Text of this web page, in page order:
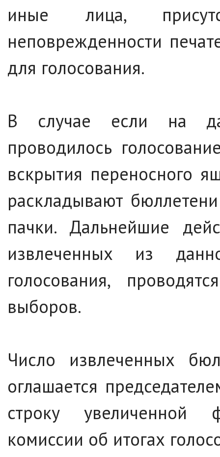
иные лица,
неповрежденности
для голосования.
В случае если на
проводилось
вскрытия переносного
раскладывают
пачки. Дальнейшие
извлеченных из
голосования,
выборов.
Число извлеченных
оглашается
строку увеличенной
комиссии об итогах